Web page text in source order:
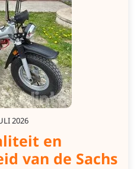
2026
en
van de Sachs